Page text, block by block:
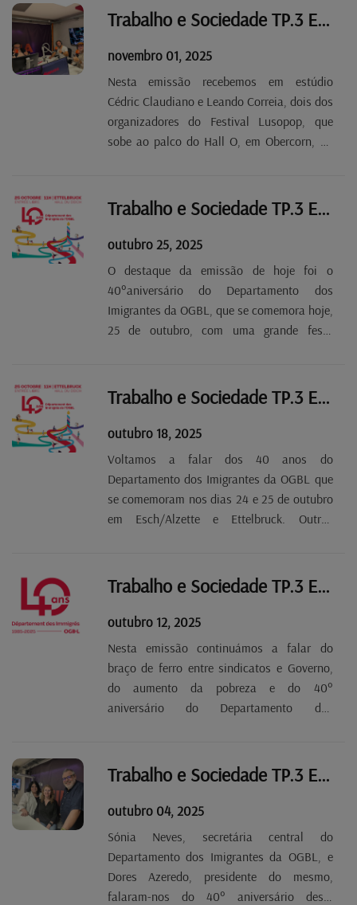
Luxemburgo, este vai ter que aumentar
Trabalho e Sociedade TP.3 EP 7
novembro 01, 2025
Nesta emissão recebemos em estúdio
Cédric Claudiano e Leando Correia, dois dos
organizadores do Festival Lusopop, que
sobe ao palco do Hall O, em Obercorn, no
40°aniversário, é o principal patrocinador
Trabalho e Sociedade TP.3 EP 6
outubro 25, 2025
O destaque da emissão de hoje foi o
40°aniversário do Departamento dos
Imigrantes da OGBL, que se comemora hoje,
25 de outubro, com uma grande festa
madrugada.
Trabalho e Sociedade TP.3 EP 5
outubro 18, 2025
Voltamos a falar dos 40 anos do
Departamento dos Imigrantes da OGBL que
se comemoram nos dias 24 e 25 de outubro
em Esch/Alzette e Ettelbruck. Outros
as contribuições para a reforma, que vão
Trabalho e Sociedade TP.3 EP 4
outubro 12, 2025
Nesta emissão continuámos a falar do
braço de ferro entre sindicatos e Governo,
do aumento da pobreza e do 40°
aniversário do Departamento dos
Trabalho e Sociedade TP.3 EP 3
outubro 04, 2025
Sónia Neves, secretária central do
Departamento dos Imigrantes da OGBL, e
Dores Azeredo, presidente do mesmo,
falaram-nos do 40° aniversário deste